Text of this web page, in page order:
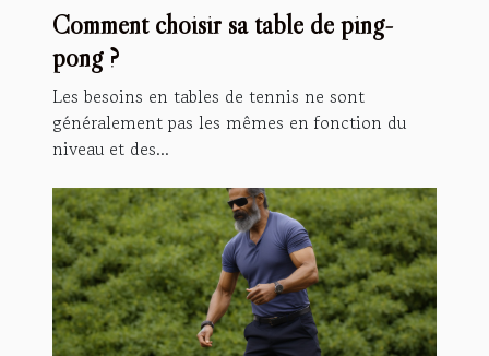
Comment choisir sa table de ping-
pong ?
Les besoins en tables de tennis ne sont
généralement pas les mêmes en fonction du
niveau et des...